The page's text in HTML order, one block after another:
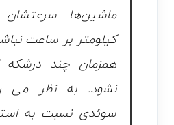
کیلومتر بر ساعت
همزمان چند درشکه
نشود. به نظر می
سوئدی نسبت به